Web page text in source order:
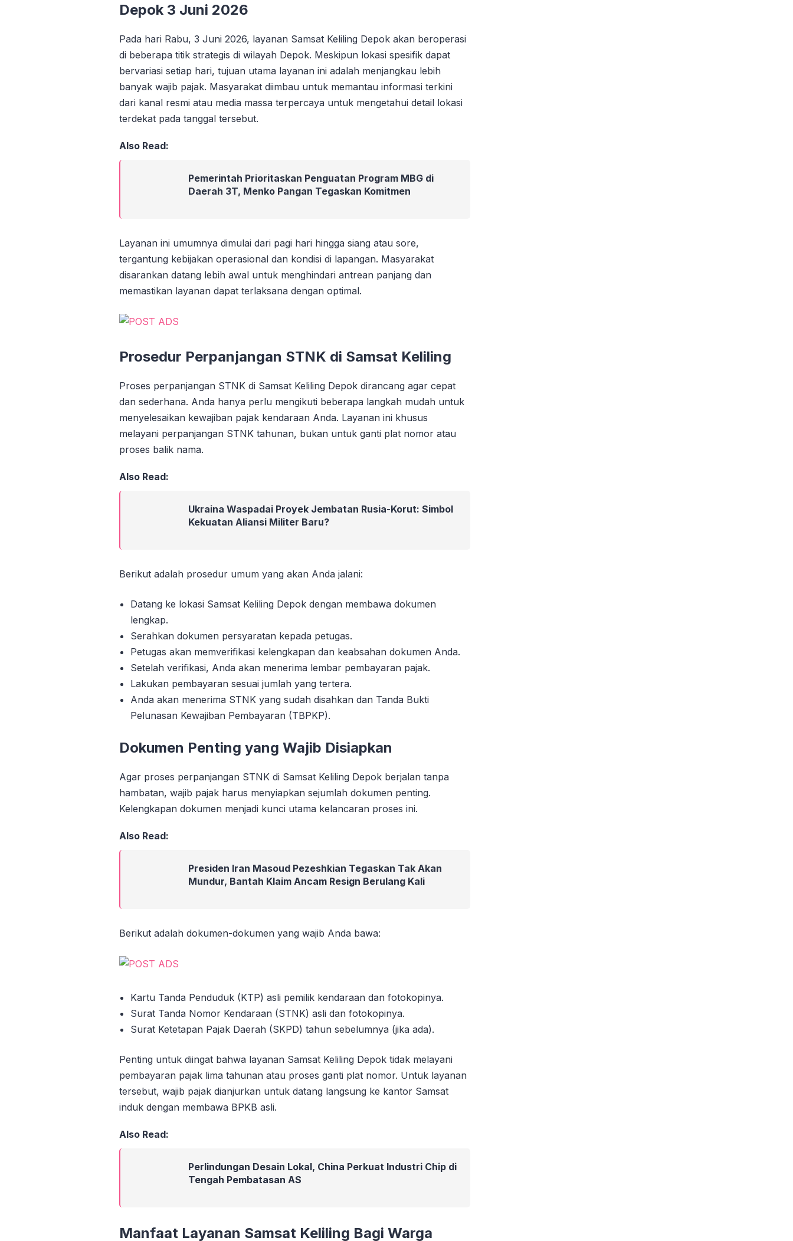
Depok 3 Juni 2026
Pada hari Rabu, 3 Juni 2026, layanan Samsat Keliling Depok akan beroperasi
di beberapa titik strategis di wilayah Depok. Meskipun lokasi spesifik dapat
bervariasi setiap hari, tujuan utama layanan ini adalah menjangkau lebih
banyak wajib pajak. Masyarakat diimbau untuk memantau informasi terkini
dari kanal resmi atau media massa terpercaya untuk mengetahui detail lokasi
terdekat pada tanggal tersebut.
Also Read:
Pemerintah Prioritaskan Penguatan Program MBG di
Daerah 3T, Menko Pangan Tegaskan Komitmen
Layanan ini umumnya dimulai dari pagi hari hingga siang atau sore,
tergantung kebijakan operasional dan kondisi di lapangan. Masyarakat
disarankan datang lebih awal untuk menghindari antrean panjang dan
memastikan layanan dapat terlaksana dengan optimal.
Prosedur Perpanjangan STNK di Samsat Keliling
Proses perpanjangan STNK di Samsat Keliling Depok dirancang agar cepat
dan sederhana. Anda hanya perlu mengikuti beberapa langkah mudah untuk
menyelesaikan kewajiban pajak kendaraan Anda. Layanan ini khusus
melayani perpanjangan STNK tahunan, bukan untuk ganti plat nomor atau
proses balik nama.
Also Read:
Ukraina Waspadai Proyek Jembatan Rusia-Korut: Simbol
Kekuatan Aliansi Militer Baru?
Berikut adalah prosedur umum yang akan Anda jalani:
Datang ke lokasi Samsat Keliling Depok dengan membawa dokumen
lengkap.
Serahkan dokumen persyaratan kepada petugas.
Petugas akan memverifikasi kelengkapan dan keabsahan dokumen Anda.
Setelah verifikasi, Anda akan menerima lembar pembayaran pajak.
Lakukan pembayaran sesuai jumlah yang tertera.
Anda akan menerima STNK yang sudah disahkan dan Tanda Bukti
Pelunasan Kewajiban Pembayaran (TBPKP).
Dokumen Penting yang Wajib Disiapkan
Agar proses perpanjangan STNK di Samsat Keliling Depok berjalan tanpa
hambatan, wajib pajak harus menyiapkan sejumlah dokumen penting.
Kelengkapan dokumen menjadi kunci utama kelancaran proses ini.
Also Read:
Presiden Iran Masoud Pezeshkian Tegaskan Tak Akan
Mundur, Bantah Klaim Ancam Resign Berulang Kali
Berikut adalah dokumen-dokumen yang wajib Anda bawa:
Kartu Tanda Penduduk (KTP) asli pemilik kendaraan dan fotokopinya.
Surat Tanda Nomor Kendaraan (STNK) asli dan fotokopinya.
Surat Ketetapan Pajak Daerah (SKPD) tahun sebelumnya (jika ada).
Penting untuk diingat bahwa layanan Samsat Keliling Depok tidak melayani
pembayaran pajak lima tahunan atau proses ganti plat nomor. Untuk layanan
tersebut, wajib pajak dianjurkan untuk datang langsung ke kantor Samsat
induk dengan membawa BPKB asli.
Also Read:
Perlindungan Desain Lokal, China Perkuat Industri Chip di
Tengah Pembatasan AS
Manfaat Layanan Samsat Keliling Bagi Warga